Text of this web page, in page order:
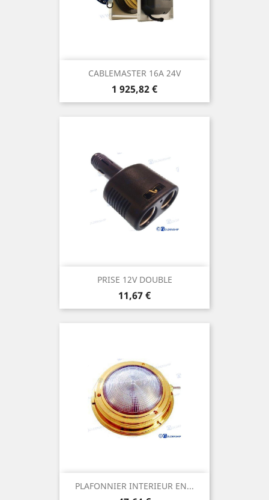
CABLEMASTER 16A 24V
Prix
1 925,82 €
PRISE 12V DOUBLE
Prix
11,67 €
PLAFONNIER INTERIEUR EN...